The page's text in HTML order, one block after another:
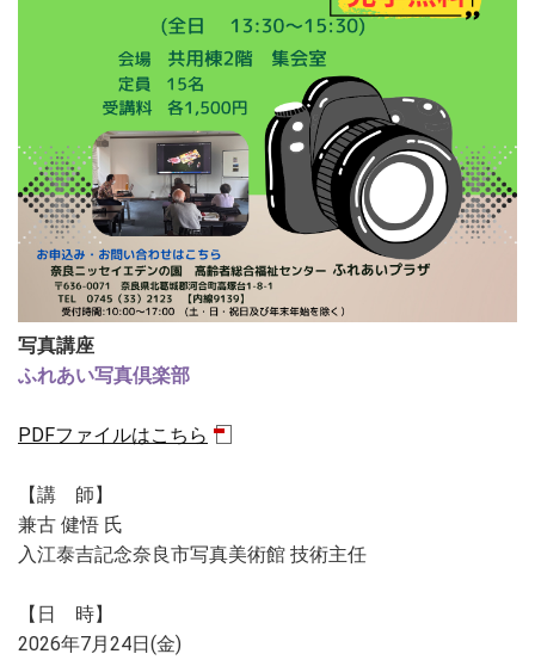
写真講座
ふれあい写真倶楽部
PDFファイルはこちら
【講 師】
兼古 健悟 氏
入江泰吉記念奈良市写真美術館 技術主任
【日 時】
2026年7月24日(金)